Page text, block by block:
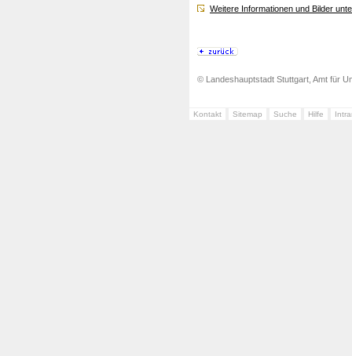
Weitere Informationen und Bilder
© Landeshauptstadt Stuttgart, Amt für
Kontakt Sitemap Suche Hilfe